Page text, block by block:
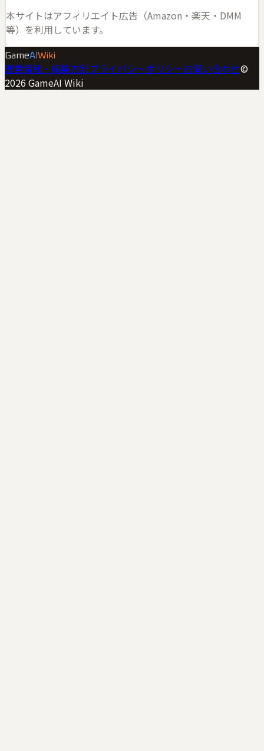
本サイトはアフィリエイト広告（Amazon・楽天・DMM
等）を利用しています。
GameAIWiki
運営情報・編集方針プライバシーポリシーお問い合わせ©
2026 GameAI Wiki